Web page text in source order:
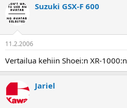
Suzuki GSX-F 600
11.2.2006
Vertailua kehiin Shoei:n XR-1000:n
Jariel